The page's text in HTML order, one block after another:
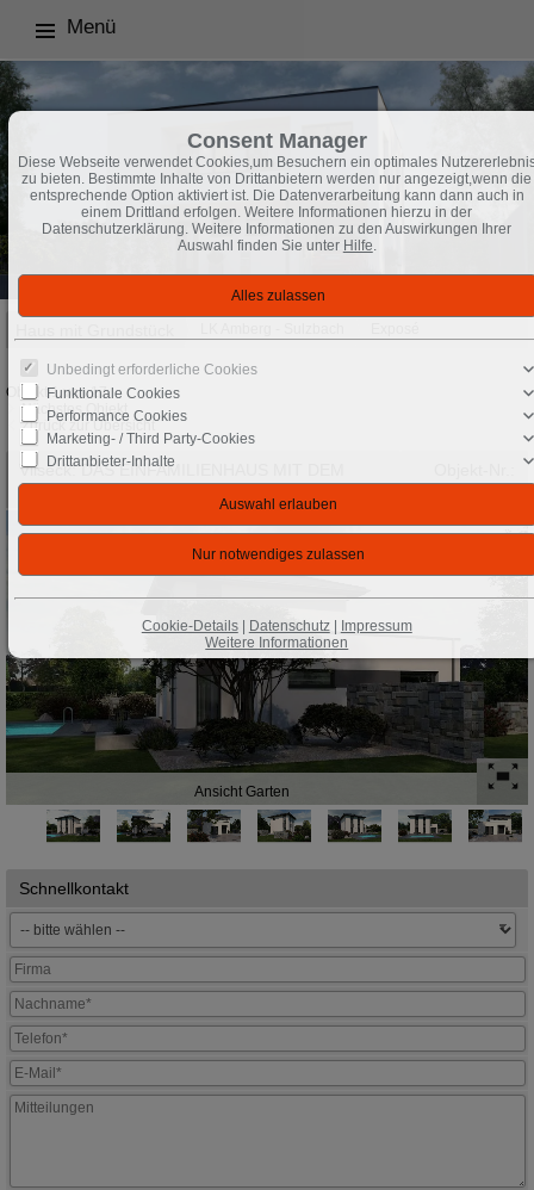
Menü
Objekt 1 von 17
Nächstes Objekt
Zurück zur Übersicht
Vilseck: DAS EINFAMILIENHAUS MIT DEM
GEWISSEN EXTRA
TF007
Ansicht Garten
Schnellkontakt
Consent Manager
Diese Webseite verwendet Cookies,um Besuchern ein optimales
zu bieten. Bestimmte Inhalte von Drittanbietern werden nur angezeigt,wenn die
entsprechende Option aktiviert ist. Die Datenverarbeitung kann dann auch in
einem Drittland erfolgen. Weitere Informationen hierzu in der
Datenschutzerklärung. Weitere Informationen zu den Auswirkungen Ihrer
Auswahl finden Sie unter Hilfe.
Unbedingt erforderliche Cookies
Funktionale Cookies
Performance Cookies
Marketing- / Third Party-Cookies
Drittanbieter-Inhalte
Cookie-Details| Datenschutz|
Impressum
Weitere Informationen